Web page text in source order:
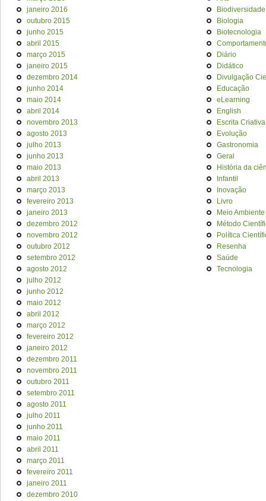
janeiro 2016
outubro 2015
junho 2015
abril 2015
março 2015
janeiro 2015
dezembro 2014
junho 2014
maio 2014
abril 2014
novembro 2013
agosto 2013
julho 2013
junho 2013
maio 2013
abril 2013
março 2013
fevereiro 2013
janeiro 2013
dezembro 2012
novembro 2012
outubro 2012
setembro 2012
agosto 2012
julho 2012
junho 2012
maio 2012
abril 2012
março 2012
fevereiro 2012
janeiro 2012
dezembro 2011
novembro 2011
outubro 2011
setembro 2011
agosto 2011
julho 2011
junho 2011
maio 2011
abril 2011
março 2011
fevereiro 2011
janeiro 2011
dezembro 2010
Biodiversidade
Biologia
Biotecnologia
Diário
Didático
Divulgação
Educação
eLearning
English
Escrita Criativa
Evolução
Gastronomia
Geral
História da
Infantil
Inovação
Livro
Meio Ambiente
Método
Política
Resenha
Saúde
Tecnologia